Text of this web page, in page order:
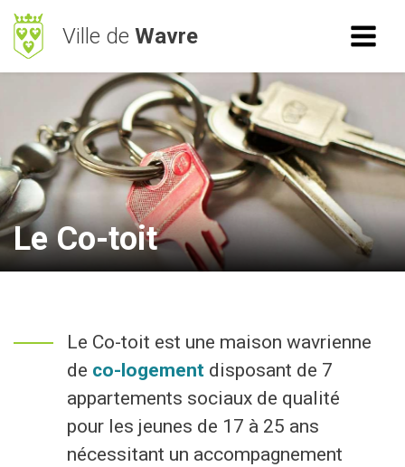
Ville de Wavre
RECHERCHE
ACCÈS RAPIDE
Mes démarches
BetterStreet
Déchets
Horaires
Vie Communale
Vivre à Wavre
Economie
Le Co-toit
Le Co-toit est une maison wavrienne
de co-logement disposant de 7
appartements sociaux de qualité
pour les jeunes de 17 à 25 ans
nécessitant un accompagnement